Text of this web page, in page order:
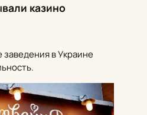
казино
в Украине